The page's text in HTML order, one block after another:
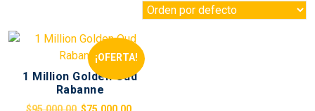
¡OFERTA!
1 Million Golden Oud
Rabanne